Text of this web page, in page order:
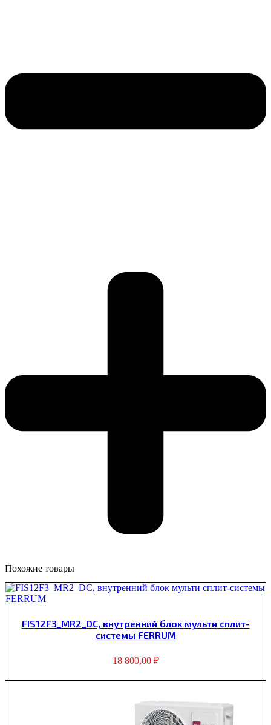
Похожие товары
FIS12F3_MR2_DC, внутренний блок мульти сплит-
системы FERRUM
18 800,00 ₽